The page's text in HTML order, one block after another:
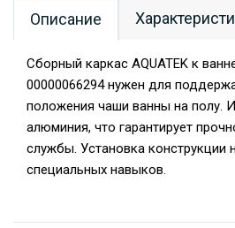
Описание
Сборный каркас AQUATEK к
00000066294 нужен для
положения чаши ванны на полу.
алюминия, что гарантирует
службы. Установка конструкции
специальных навыков.